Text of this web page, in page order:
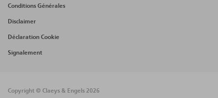
Footer
menu
Conditions Générales
Disclaimer
Déclaration Cookie
Signalement
Copyright © Claeys & Engels 2026